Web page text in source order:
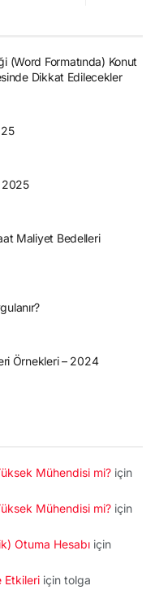
(Word Formatında) Konut
Dikkat Edilecekler
2025
Maliyet Bedelleri
Örnekleri – 2024
Mühendisi mi? için
Mühendisi mi? için
Otuma Hesabı için
Etkileri için tolga